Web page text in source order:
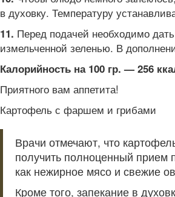
в духовку. Температуру
11. Перед подачей необходимо
измельченной зеленью. В
Калорийность на 100 гр. — 256
Приятного вам аппетита!
Картофель с фаршем и грибами
Врачи отмечают, что
получить полноценный прием
как нежирное мясо и свежие
Кроме того, запекание в